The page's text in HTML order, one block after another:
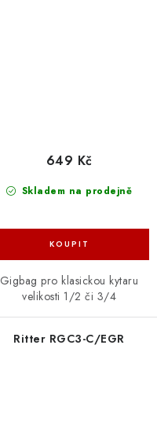
Skladem na prodejně
649 Kč
Gigbag pro klasickou kytaru
velikosti 1/2 či 3/4
Ritter RGC3-C/EGR